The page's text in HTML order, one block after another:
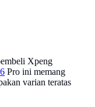
Xpeng
Pro ini memang
varian teratas